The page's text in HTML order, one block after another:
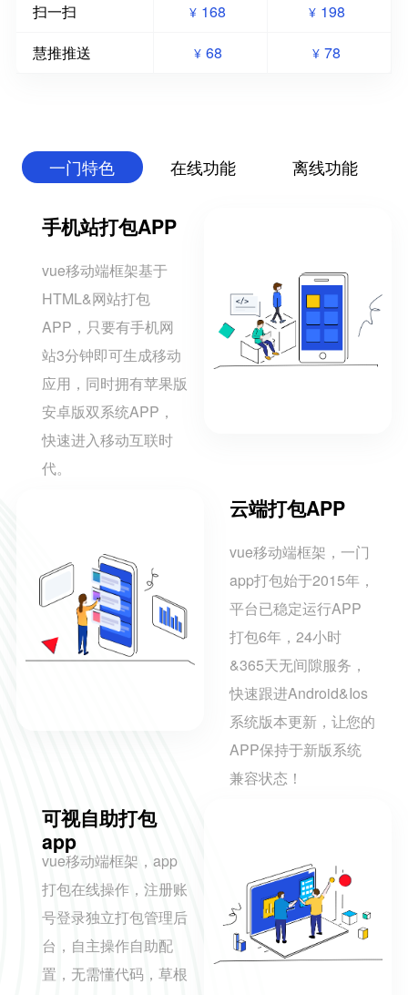
扫一扫
¥ 168 ¥ 198
慧推推送
¥ 68 ¥ 78
一门特色 在线功能 离线功能
手机站打包APP
vue移动端框架基于
HTML&网站打包
APP，只要有手机网
站3分钟即可生成移动
应用，同时拥有苹果版
安卓版双系统APP，
快速进入移动互联时
代。
云端打包APP
vue移动端框架，一门
app打包始于2015年，
平台已稳定运行APP
打包6年，24小时
&365天无间隙服务，
快速跟进Android&Ios
系统版本更新，让您的
APP保持于新版系统
兼容状态！
可视自助打包
app
vue移动端框架，app
打包在线操作，注册账
号登录独立打包管理后
台，自主操作自助配
置，无需懂代码，草根